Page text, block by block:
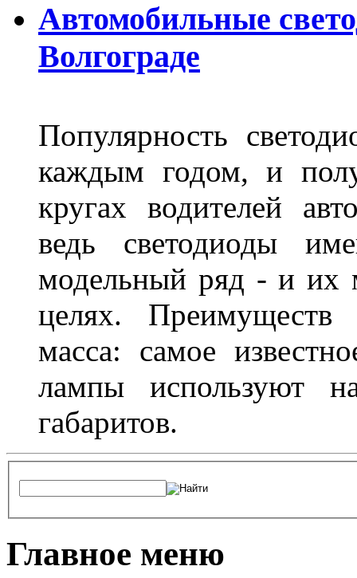
Автомобильные
Волгограде
Популярность
каждым годом, и
кругах водителей
ведь светодиоды
модельный ряд - и их
целях.
масса: самое
лампы используют
габаритов.
Главное меню